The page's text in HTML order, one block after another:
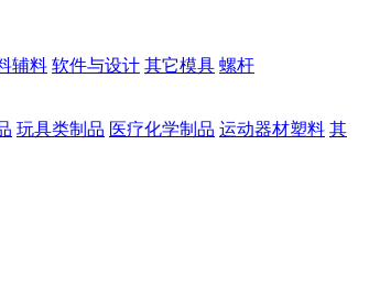
辅料 软件与设计 其它模具 螺杆
玩具类制品 医疗化学制品 运动器材塑料 其